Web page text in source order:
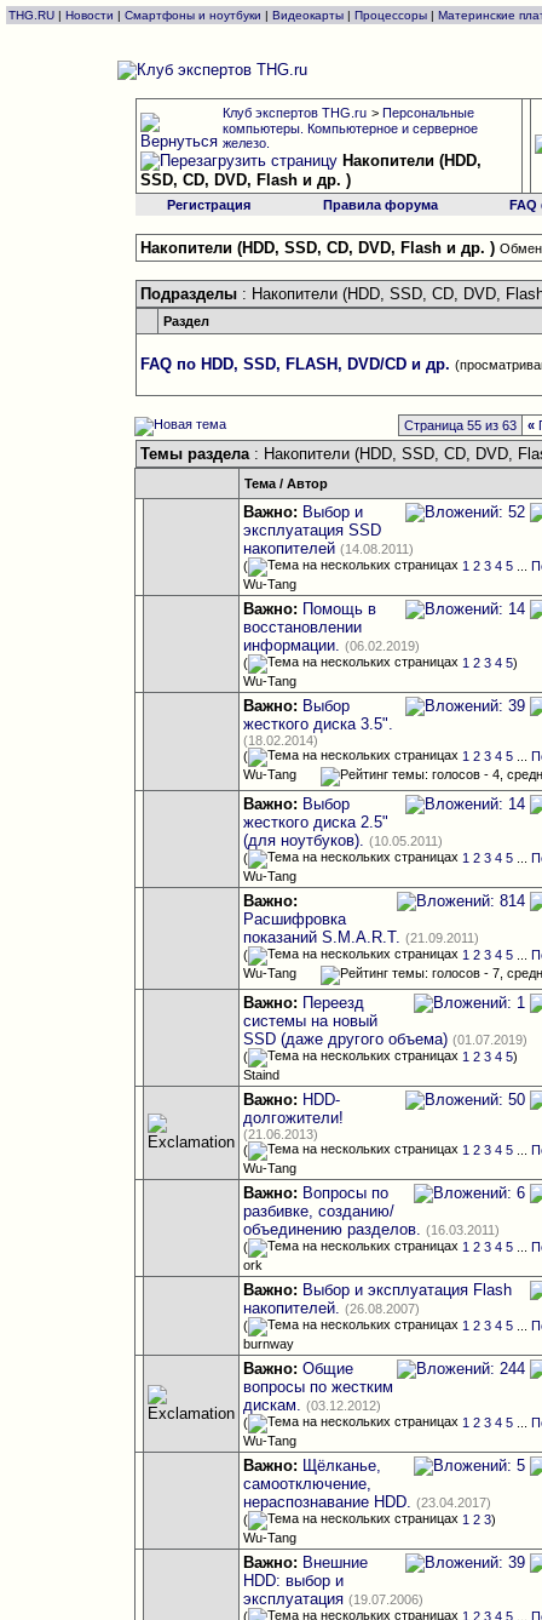
THG.RU | Новости | Смартфоны и ноутбуки | Видеокарты | Процессоры | Материнские
Клуб экспертов THG.ru > Персональные
компьютеры. Компьютерное и серверное
железо.
Накопители (HDD,
SSD, CD, DVD, Flash и др. )
Регистрация Правила форума
Накопители (HDD, SSD, CD, DVD, Flash и др. )
Подразделы: Накопители (HDD, SSD, CD, DVD,
Раздел
FAQ по HDD, SSD, FLASH, DVD/CD и др.
Страница 55 из 63 «
Темы раздела: Накопители (HDD, SSD, CD, DVD,
Тема /Автор
Важно: Выбор и
эксплуатация SSD
накопителей (14.08.2011)
(
1 2 3 4 5 ...
Wu-Tang
Важно: Помощь в
восстановлении
информации. (06.02.2019)
(
1 2 3 4 5)
Wu-Tang
Важно: Выбор
жесткого диска 3.5".
(18.02.2014)
(
1 2 3 4 5 ...
Wu-Tang
Важно: Выбор
жесткого диска 2.5"
(для ноутбуков). (10.05.2011)
(
1 2 3 4 5 ...
Wu-Tang
Важно:
Расшифровка
показаний S.M.A.R.T. (21.09.2011)
(
1 2 3 4 5 ...
Wu-Tang
Важно: Переезд
системы на новый
SSD (даже другого объема) (01.07.2019)
(
1 2 3 4 5)
Staind
Важно: HDD-
долгожители!
(21.06.2013)
(
1 2 3 4 5 ...
Wu-Tang
Важно: Вопросы по
разбивке, созданию/
объединению разделов. (16.03.2011)
(
1 2 3 4 5 ...
ork
Важно: Выбор и эксплуатация Flash
накопителей. (26.08.2007)
(
1 2 3 4 5 ...
burnway
Важно: Общие
вопросы по жестким
дискам. (03.12.2012)
(
1 2 3 4 5 ...
Wu-Tang
Важно: Щёлканье,
самоотключение,
нераспознавание HDD. (23.04.2017)
(
1 2 3)
Wu-Tang
Важно: Внешние
HDD: выбор и
эксплуатация (19.07.2006)
(
1 2 3 4 5 ...